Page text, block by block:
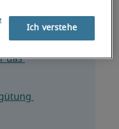
das
Ich verstehe